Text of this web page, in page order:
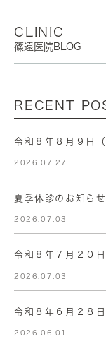
CLINIC
篠遠医院BLOG
RECENT
令和８年８月９日
2026.07.27
夏季休診のお知らせ
2026.07.03
令和８年７月２０
2026.07.03
令和８年６月２８
2026.06.01